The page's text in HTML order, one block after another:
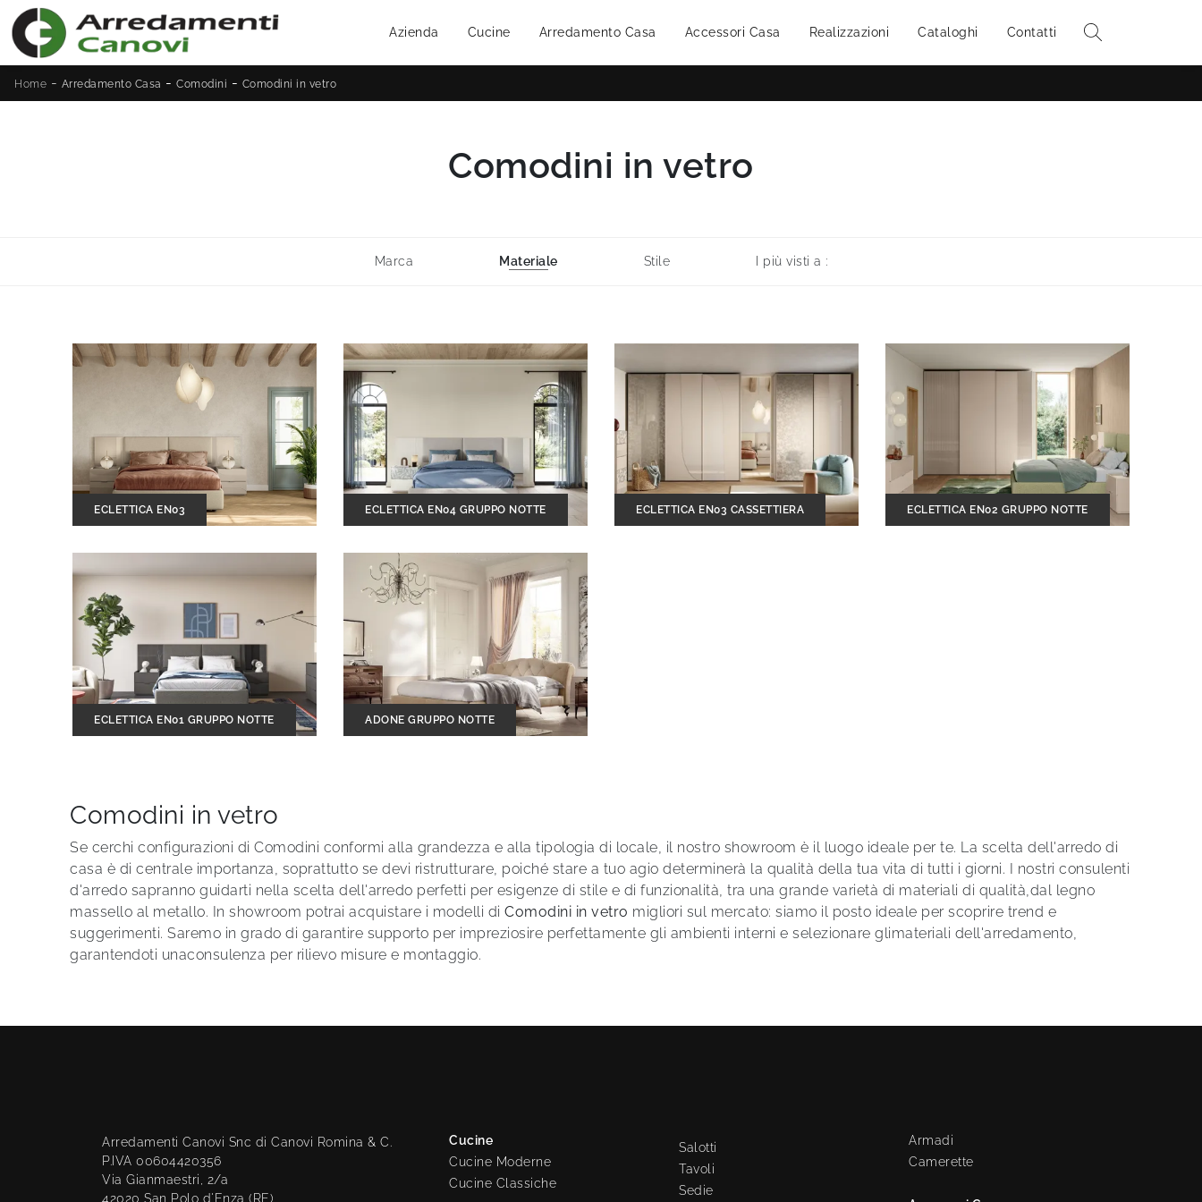
Azienda Cucine Arredamento Casa Accessori Casa Realizzazioni Cataloghi Contatti
Home - Arredamento Casa - Comodini - Comodini in vetro
Comodini in vetro
Marca Materiale Stile I più visti a :
ECLETTICA EN03 ECLETTICA EN04 GRUPPO NOTTE ECLETTICA EN03 CASSETTIERA ECLETTICA EN02 GRUPPO NOTTE
ECLETTICA EN01 GRUPPO NOTTE ADONE GRUPPO NOTTE
Comodini in vetro
Se cerchi configurazioni di Comodini conformi alla grandezza e alla tipologia di locale, il nostro showroom è il luogo ideale per te. La scelta dell'arredo di
casa è di centrale importanza, soprattutto se devi ristrutturare, poiché stare a tuo agio determinerà la qualità della tua vita di tutti i giorni. I nostri consulenti
d'arredo sapranno guidarti nella scelta dell'arredo perfetti per esigenze di stile e di funzionalità, tra una grande varietà di materiali di qualità,dal legno
massello al metallo. In showroom potrai acquistare i modelli di Comodini in vetro migliori sul mercato: siamo il posto ideale per scoprire trend e
suggerimenti. Saremo in grado di garantire supporto per impreziosire perfettamente gli ambienti interni e selezionare glimateriali dell'arredamento,
garantendoti unaconsulenza per rilievo misure e montaggio.
Arredamenti Canovi Snc di Canovi Romina & C.
P.IVA 00604420356
Via Gianmaestri, 2/a
42020 San Polo d'Enza (RE)
Cucine
Cucine Moderne
Cucine Classiche
Salotti
Tavoli
Sedie
Armadi
Camerette